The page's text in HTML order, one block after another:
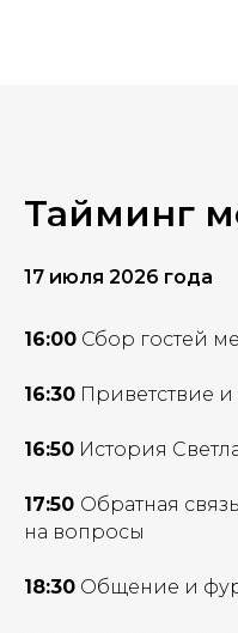
Тайминг
17 июля 2026 года
16:00 Сбор гостей
16:30 Приветствие и
16:50 История
17:50 Обратная
на вопросы
18:30 Общение и